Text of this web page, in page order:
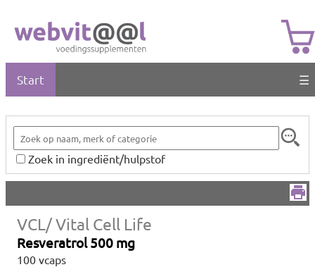
Start ☰
Zoek in ingrediënt/hulpstof
VCL/ Vital Cell Life
Resveratrol 500 mg
100 vcaps